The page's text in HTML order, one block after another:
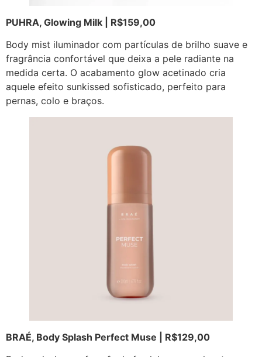
PUHRA, Glowing Milk | R$159,00
Body mist iluminador com partículas de brilho suave e
fragrância confortável que deixa a pele radiante na
medida certa. O acabamento glow acetinado cria
aquele efeito sunkissed sofisticado, perfeito para
pernas, colo e braços.
BRAÉ, Body Splash Perfect Muse | R$129,00